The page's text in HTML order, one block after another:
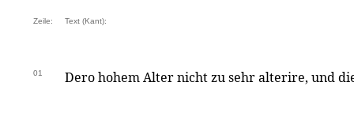
Zeile: Text (Kant):
01 Dero hohem Alter nicht zu sehr alterire, und